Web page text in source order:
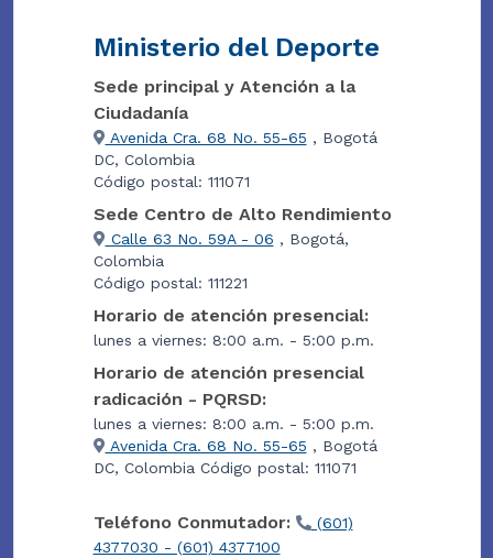
Ministerio del Deporte
Sede principal y Atención a la
Ciudadanía
Avenida Cra. 68 No. 55-65 , Bogotá
DC, Colombia
Código postal: 111071
Sede Centro de Alto Rendimiento
Calle 63 No. 59A - 06 , Bogotá,
Colombia
Código postal: 111221
Horario de atención presencial:
lunes a viernes: 8:00 a.m. - 5:00 p.m.
Horario de atención presencial
radicación - PQRSD:
lunes a viernes: 8:00 a.m. - 5:00 p.m.
Avenida Cra. 68 No. 55-65 , Bogotá
DC, Colombia Código postal: 111071
Teléfono Conmutador:
(601)
4377030 - (601) 4377100